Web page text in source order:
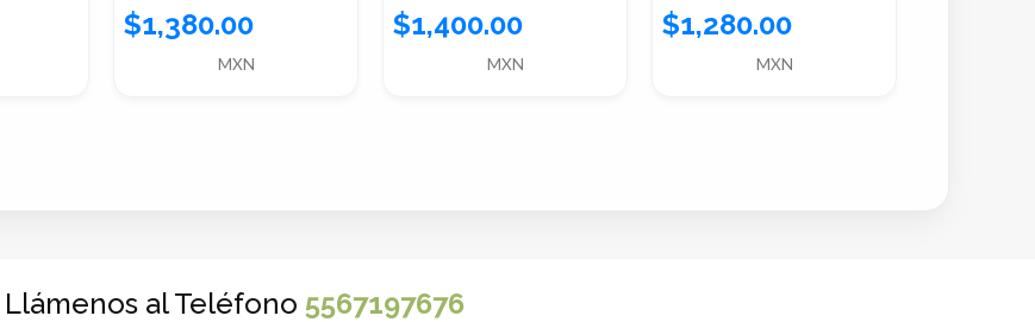
cristales
rombo con incrustación de
cristales en color
$1,380.00
MXN
quilates, una hermosa joya que
combina la
$1,400.00
MXN
este hermoso dije con cadena en
baño de
$1,280.00
MXN
Llámenos al Teléfono 5567197676